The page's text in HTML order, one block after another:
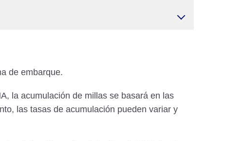
de embarque.
la acumulación de millas se basará en las
las tasas de acumulación pueden variar y